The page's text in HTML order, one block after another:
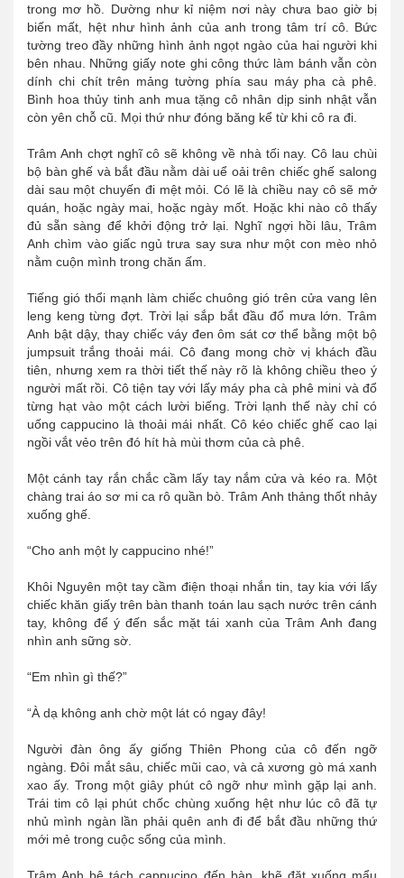
trong mơ hồ. Dường như kỉ niệm nơi này chưa bao giờ bị
biến mất, hệt như hình ảnh của anh trong tâm trí cô. Bức
tường treo đầy những hình ảnh ngọt ngào của hai người khi
bên nhau. Những giấy note ghi công thức làm bánh vẫn còn
dính chi chít trên mảng tường phía sau máy pha cà phê.
Bình hoa thủy tinh anh mua tặng cô nhân dịp sinh nhật vẫn
còn yên chỗ cũ. Mọi thứ như đóng băng kể từ khi cô ra đi.
Trâm Anh chợt nghĩ cô sẽ không về nhà tối nay. Cô lau chùi
bộ bàn ghế và bắt đầu nằm dài uể oải trên chiếc ghế salong
dài sau một chuyến đi mệt mỏi. Có lẽ là chiều nay cô sẽ mở
quán, hoặc ngày mai, hoặc ngày mốt. Hoặc khi nào cô thấy
đủ sẵn sàng để khởi động trở lại. Nghĩ ngợi hồi lâu, Trâm
Anh chìm vào giấc ngủ trưa say sưa như một con mèo nhỏ
nằm cuộn mình trong chăn ấm.
Tiếng gió thổi mạnh làm chiếc chuông gió trên cửa vang lên
leng keng từng đợt. Trời lại sắp bắt đầu đổ mưa lớn. Trâm
Anh bật dậy, thay chiếc váy đen ôm sát cơ thể bằng một bộ
jumpsuit trắng thoải mái. Cô đang mong chờ vị khách đầu
tiên, nhưng xem ra thời tiết thế này rõ là không chiều theo ý
người mất rồi. Cô tiện tay với lấy máy pha cà phê mini và đổ
từng hạt vào một cách lười biếng. Trời lạnh thế này chỉ có
uống cappucino là thoải mái nhất. Cô kéo chiếc ghế cao lại
ngồi vắt vẻo trên đó hít hà mùi thơm của cà phê.
Một cánh tay rắn chắc cầm lấy tay nắm cửa và kéo ra. Một
chàng trai áo sơ mi ca rô quần bò. Trâm Anh thảng thốt nhảy
xuống ghế.
“Cho anh một ly cappucino nhé!”
Khôi Nguyên một tay cầm điện thoại nhắn tin, tay kia với lấy
chiếc khăn giấy trên bàn thanh toán lau sạch nước trên cánh
tay, không để ý đến sắc mặt tái xanh của Trâm Anh đang
nhìn anh sững sờ.
“Em nhìn gì thế?”
“À dạ không anh chờ một lát có ngay đây!
Người đàn ông ấy giống Thiên Phong của cô đến ngỡ
ngàng. Đôi mắt sâu, chiếc mũi cao, và cả xương gò má xanh
xao ấy. Trong một giây phút cô ngỡ như mình gặp lại anh.
Trái tim cô lại phút chốc chùng xuống hệt như lúc cô đã tự
nhủ mình ngàn lần phải quên anh đi để bắt đầu những thứ
mới mẻ trong cuộc sống của mình.
Trâm Anh bê tách cappucino đến bàn, khẽ đặt xuống mẩu